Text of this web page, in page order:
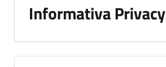
Informativa Privacy